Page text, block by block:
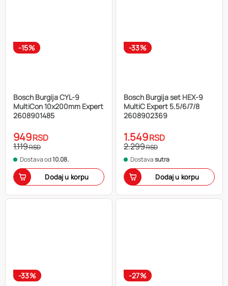
-15%
Bosch Burgija CYL-9
MultiCon 10x200mm Expert
2608901485
949RSD
1.119RSD
Dostava od10.08.
Dodaj u korpu
-33%
Bosch Burgija set HEX-9
MultiC Expert 5.5/6/7/8
2608902369
1.549RSD
2.299RSD
Dostavasutra
Dodaj u korpu
-33% -27%